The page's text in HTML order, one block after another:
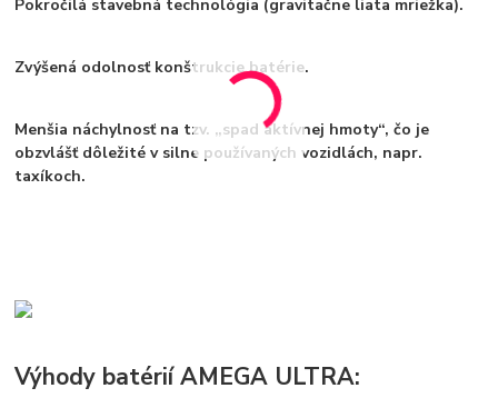
Pokročilá stavebná technológia (gravitačne liata mriežka).
Zvýšená odolnosť konštrukcie batérie.
Menšia náchylnosť na tzv. „spad aktívnej hmoty“, čo je
obzvlášť dôležité v silne používaných vozidlách, napr.
taxíkoch.
Výhody batérií AMEGA ULTRA: